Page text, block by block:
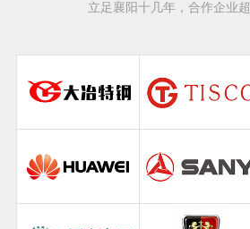
立足襄阳十几年，合作企业超